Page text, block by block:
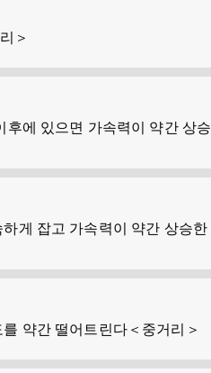
＞
에 있으면 가속력이 약간 상승
게 잡고 가속력이 약간 상승한
약간 떨어트린다＜중거리＞